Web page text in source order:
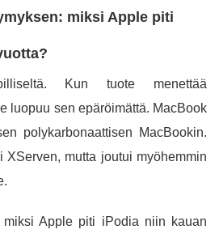
miksi Apple piti
Kun tuote menettää
luopuu sen epäröimättä. MacBook
polykarbonaattisen MacBookin.
XServen, mutta joutui myöhemmin
miksi Apple piti iPodia niin kauan